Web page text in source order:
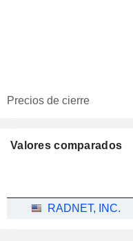
Precios de cierre
Valores comparados
RADNET, INC.